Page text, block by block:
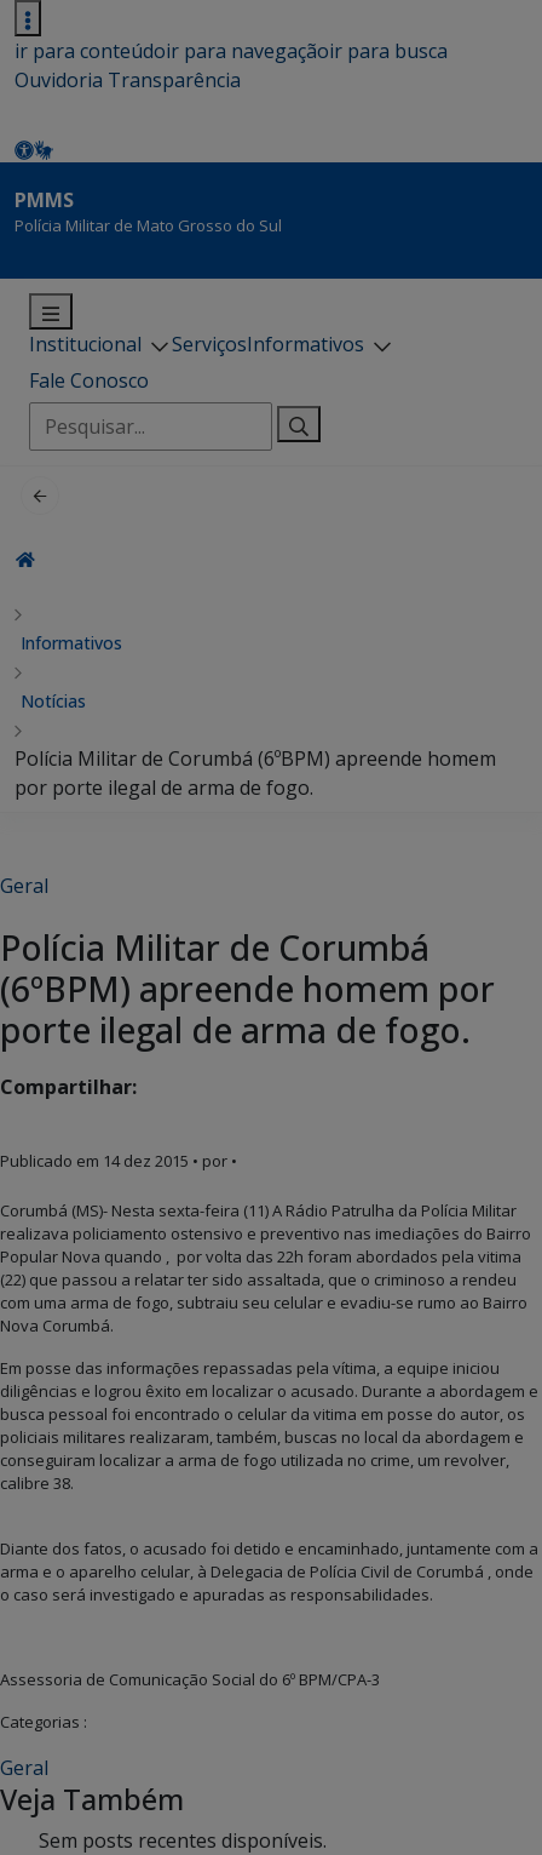
ir para conteúdoir para navegaçãoir para busca
Ouvidoria Transparência
PMMS
Polícia Militar de Mato Grosso do Sul
Institucional ServiçosInformativos
Fale Conosco
Pesquisar
por:
Informativos
Notícias
Polícia Militar de Corumbá (6ºBPM) apreende homem
por porte ilegal de arma de fogo.
Geral
Polícia Militar de Corumbá
(6ºBPM) apreende homem por
porte ilegal de arma de fogo.
Compartilhar:
Publicado em 14 dez 2015 • por •
Corumbá (MS)- Nesta sexta-feira (11) A Rádio Patrulha da Polícia Militar
realizava policiamento ostensivo e preventivo nas imediações do Bairro
Popular Nova quando , por volta das 22h foram abordados pela vitima
(22) que passou a relatar ter sido assaltada, que o criminoso a rendeu
com uma arma de fogo, subtraiu seu celular e evadiu-se rumo ao Bairro
Nova Corumbá.
Em posse das informações repassadas pela vítima, a equipe iniciou
diligências e logrou êxito em localizar o acusado. Durante a abordagem e
busca pessoal foi encontrado o celular da vitima em posse do autor, os
policiais militares realizaram, também, buscas no local da abordagem e
conseguiram localizar a arma de fogo utilizada no crime, um revolver,
calibre 38.
Diante dos fatos, o acusado foi detido e encaminhado, juntamente com a
arma e o aparelho celular, à Delegacia de Polícia Civil de Corumbá , onde
o caso será investigado e apuradas as responsabilidades.
Assessoria de Comunicação Social do 6º BPM/CPA-3
Categorias :
Geral
Veja Também
Sem posts recentes disponíveis.